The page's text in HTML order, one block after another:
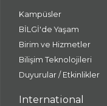
Kampüsler
BİLGİ'de Yaşam
Birim ve Hizmetler
Bilişim Teknolojileri
Duyurular / Etkinlikler
International